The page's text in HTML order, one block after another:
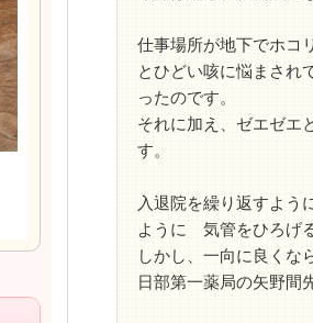
仕事場所が地下でホコ
とひどい咳に悩まされ
ったのです。
それに加え、ゼエゼエ
す。
入退院を繰り返すよう
ように 気管をひろげ
しかし、一向に良くな
日部第一薬局の矢野間